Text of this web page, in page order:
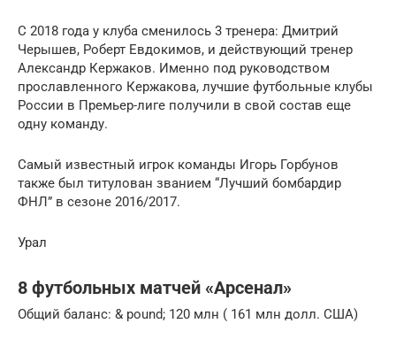
С 2018 года у клуба сменилось 3 тренера: Дмитрий
Черышев, Роберт Евдокимов, и действующий тренер
Александр Кержаков. Именно под руководством
прославленного Кержакова, лучшие футбольные клубы
России в Премьер-лиге получили в свой состав еще
одну команду.
Самый известный игрок команды Игорь Горбунов
также был титулован званием “Лучший бомбардир
ФНЛ” в сезоне 2016/2017.
Урал
8 футбольных матчей «Арсенал»
Общий баланс: & pound; 120 млн ( 161 млн долл. США)